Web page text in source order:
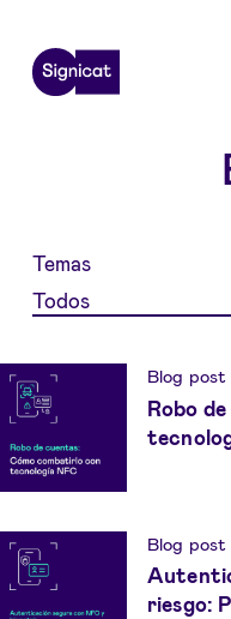
Temas
Todos
Blog post
Robo
Blog post
riesgo: